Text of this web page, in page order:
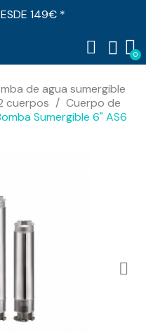
149€ *
de agua sumergible
cuerpos
Cuerpo de
Sumergible 6" AS6